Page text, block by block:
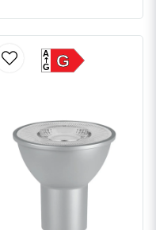
G
A
G